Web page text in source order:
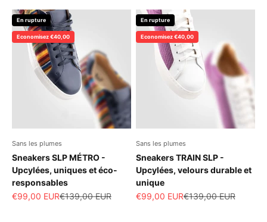
En rupture
Economisez €40,00
Sans les plumes
Sneakers SLP MÉTRO -
Upcylées, uniques et éco-
responsables
Prix de vente
€99,00 EURPrix normal
€139,00 EUR
En rupture
Economisez €40,00
Sans les plumes
Sneakers TRAIN SLP -
Upcylées, velours durable et
unique
Prix de vente
€99,00 EURPrix normal
€139,00 EUR